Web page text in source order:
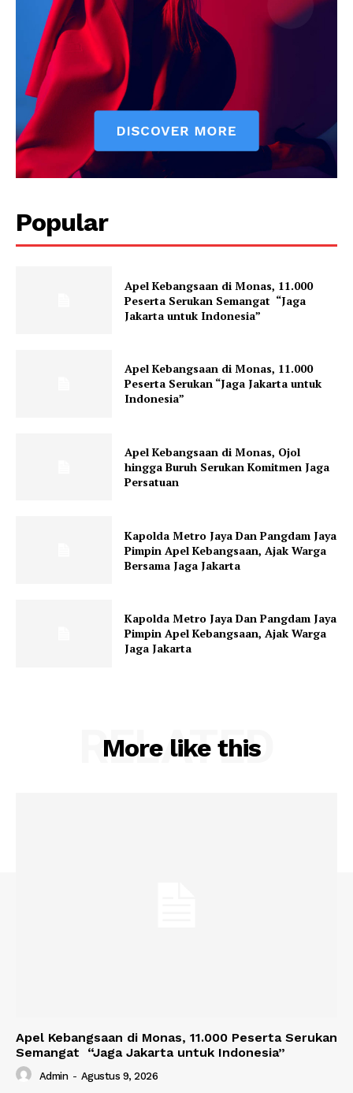
Popular
Apel Kebangsaan di Monas, 11.000
Peserta Serukan Semangat “Jaga
Jakarta untuk Indonesia”
Apel Kebangsaan di Monas, 11.000
Peserta Serukan “Jaga Jakarta untuk
Indonesia”
Apel Kebangsaan di Monas, Ojol
hingga Buruh Serukan Komitmen Jaga
Persatuan
Kapolda Metro Jaya Dan Pangdam Jaya
Pimpin Apel Kebangsaan, Ajak Warga
Bersama Jaga Jakarta
Kapolda Metro Jaya Dan Pangdam Jaya
Pimpin Apel Kebangsaan, Ajak Warga
Jaga Jakarta
More like this
RELATED
Apel Kebangsaan di Monas, 11.000 Peserta Serukan
Semangat “Jaga Jakarta untuk Indonesia”
Admin - Agustus 9, 2026